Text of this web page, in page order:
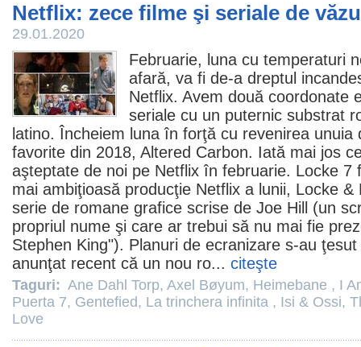
Netflix: zece filme şi seriale de
29.01.2020
Februarie, luna cu temperaturi
afară, va fi de-a dreptul
Netflix. Avem două coordonate
seriale cu un puternic substrat
latino. Încheiem luna în forţă cu revenirea unuia
favorite din 2018, Altered Carbon. Iată mai jos
aşteptate de noi pe Netflix în februarie. Locke 7
mai ambiţioasă producţie Netflix a lunii, Locke
serie de romane grafice scrise de Joe Hill (un
propriul nume şi care ar trebui să nu mai fie
Stephen King"). Planuri de ecranizare s-au
anunţat recent că un nou ro... citeşte
Taguri: Ane Dahl Torp, Axel Bøyum, Heimebane , I
Puerta 7, Gentefied, La trinchera infinita , Isi & Ossi,
Love